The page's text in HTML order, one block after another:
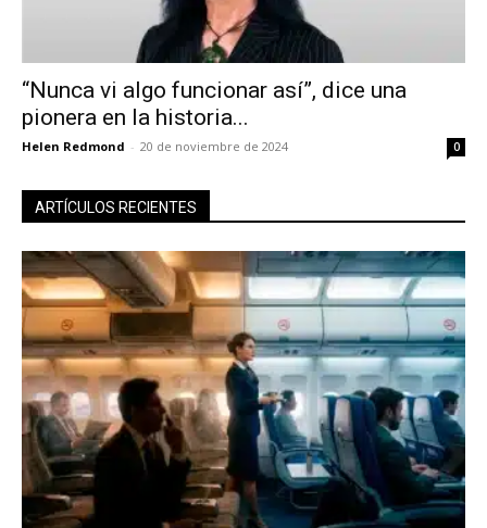
“Nunca vi algo funcionar así”, dice una
pionera en la historia...
Helen Redmond - 20 de noviembre de 2024 0
ARTÍCULOS RECIENTES